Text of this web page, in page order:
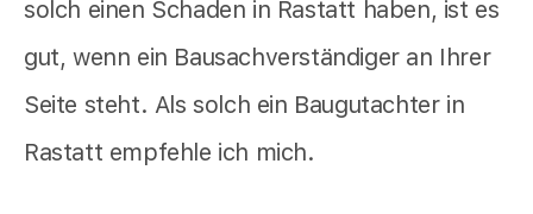
solch einen Schaden in Rastatt haben, ist es
gut, wenn ein Bausachverständiger an Ihrer
Seite steht. Als solch ein Baugutachter in
Rastatt empfehle ich mich.